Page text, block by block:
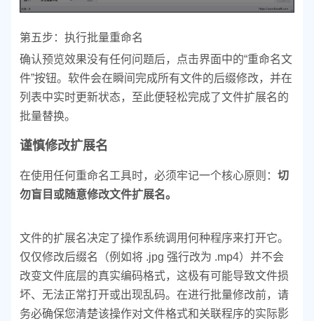
第五步：执行批量重命名
确认预览效果没有任何问题后，点击界面中的“重命名文
件”按钮。软件会在瞬间完成所有文件的后缀修改，并在
列表中实时更新状态，至此便轻松完成了文件扩展名的
批量替换。
谨慎修改扩展名
在使用任何重命名工具时，必须牢记一个核心原则： 切
勿盲目或随意修改文件扩展名。
文件的扩展名决定了操作系统调用何种程序来打开它。
仅仅修改后缀名（例如将 .jpg 强行改为 .mp4）并不会
改变文件底层的真实编码格式，这极有可能导致文件损
坏、无法正常打开或出现乱码。 在进行批量修改前，请
务必确保您清楚该操作对文件格式和关联程序的实际影